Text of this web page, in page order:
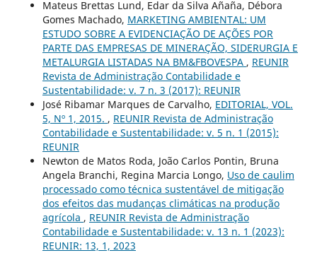
Mateus Brettas Lund, Edar da Silva Añaña, Débora
Gomes Machado, MARKETING AMBIENTAL: UM
ESTUDO SOBRE A EVIDENCIAÇÃO DE AÇÕES POR
PARTE DAS EMPRESAS DE MINERAÇÃO, SIDERURGIA E
METALURGIA LISTADAS NA BM&FBOVESPA , REUNIR
Revista de Administração Contabilidade e
Sustentabilidade: v. 7 n. 3 (2017): REUNIR
José Ribamar Marques de Carvalho, EDITORIAL, VOL.
5, Nº 1, 2015. , REUNIR Revista de Administração
Contabilidade e Sustentabilidade: v. 5 n. 1 (2015):
REUNIR
Newton de Matos Roda, João Carlos Pontin, Bruna
Angela Branchi, Regina Marcia Longo, Uso de caulim
processado como técnica sustentável de mitigação
dos efeitos das mudanças climáticas na produção
agrícola , REUNIR Revista de Administração
Contabilidade e Sustentabilidade: v. 13 n. 1 (2023):
REUNIR: 13, 1, 2023